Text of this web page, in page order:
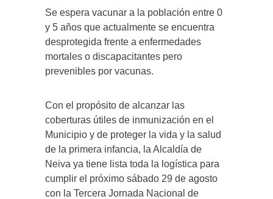
Se espera vacunar a la población entre 0
y 5 años que actualmente se encuentra
desprotegida frente a enfermedades
mortales o discapacitantes pero
prevenibles por vacunas.
Con el propósito de alcanzar las
coberturas útiles de inmunización en el
Municipio y de proteger la vida y la salud
de la primera infancia, la Alcaldía de
Neiva ya tiene lista toda la logística para
cumplir el próximo sábado 29 de agosto
con la Tercera Jornada Nacional de